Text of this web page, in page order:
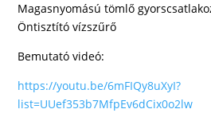
Magasnyomású tömlő
Öntisztító vízszűrő
Bemutató videó:
https://youtu.be/6mFIQy8uXyI?
list=UUef353b7MfpEv6dCix0o2lw